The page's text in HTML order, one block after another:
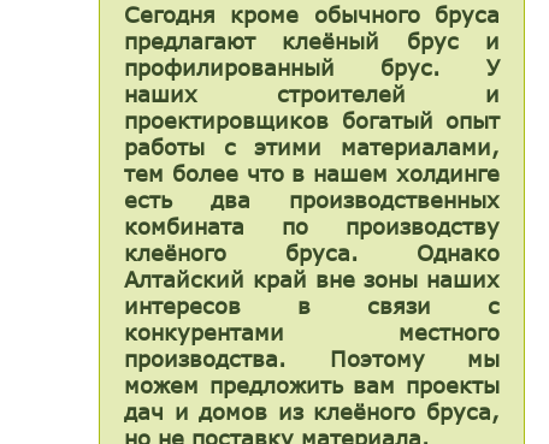
Сегодня кроме обычного бруса
предлагают клеёный брус и
профилированный брус. У
наших строителей и
проектировщиков богатый опыт
работы с этими материалами,
тем более что в нашем холдинге
есть два производственных
комбината по производству
клеёного бруса. Однако
Алтайский край вне зоны наших
интересов в связи с
конкурентами местного
производства. Поэтому мы
можем предложить вам проекты
дач и домов из клеёного бруса,
но не поставку материала.